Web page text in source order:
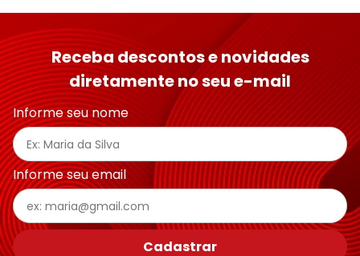
Receba descontos e novidades
diretamente no seu e-mail
Informe seu nome
Informe seu email
Cadastrar